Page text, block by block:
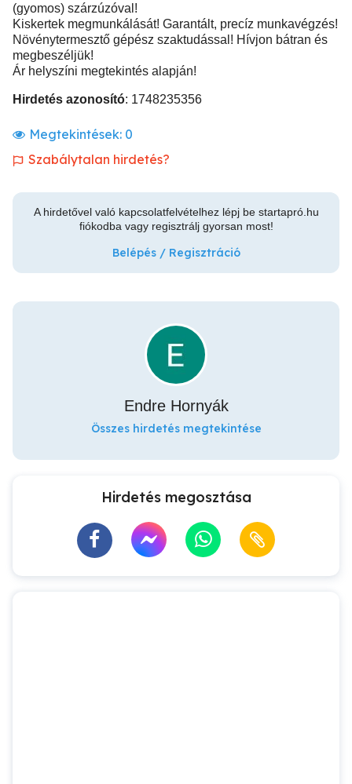
(gyomos) szárzúzóval!
Kiskertek megmunkálását! Garantált, precíz munkavégzés!
Növénytermesztő gépész szaktudással! Hívjon bátran és
megbeszéljük!
Ár helyszíni megtekintés alapján!
Hirdetés azonosító: 1748235356
Megtekintések: 0
Szabálytalan hirdetés?
A hirdetővel való kapcsolatfelvételhez lépj be startapró.hu
fiókodba vagy regisztrálj gyorsan most!
Belépés / Regisztráció
Endre Hornyák
Összes hirdetés megtekintése
Hirdetés megosztása